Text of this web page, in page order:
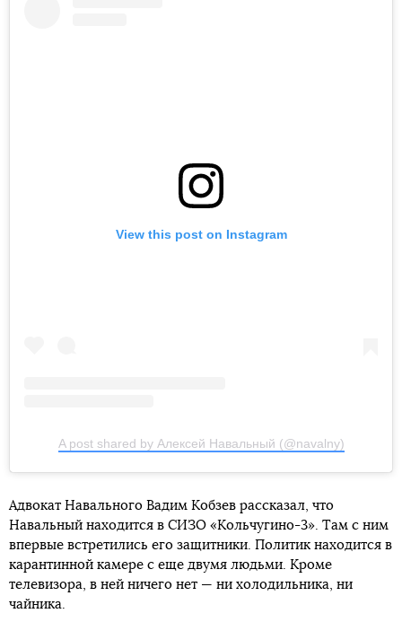
View this post on Instagram
A post shared by Алексей Навальный (@navalny)
Адвокат Навального Вадим Кобзев рассказал, что
Навальный находится в СИЗО «Кольчугино-3». Там с ним
впервые встретились его защитники. Политик находится в
карантинной камере с еще двумя людьми. Кроме
телевизора, в ней ничего нет — ни холодильника, ни
чайника.